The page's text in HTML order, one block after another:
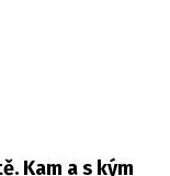
Kam a s kým